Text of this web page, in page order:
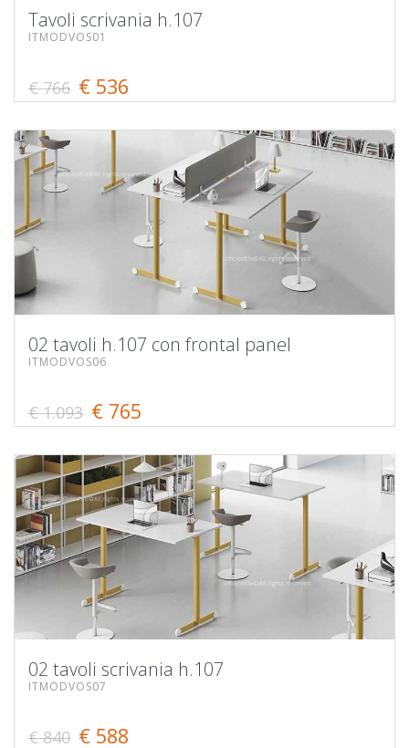
Tavoli scrivania h.107
ITMODVOS01
€ 766 € 536
02 tavoli h.107 con frontal panel
ITMODVOS06
€ 1.093 € 765
02 tavoli scrivania h.107
ITMODVOS07
€ 840 € 588